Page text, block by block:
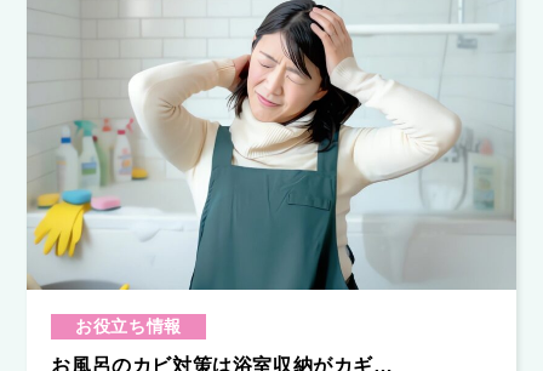
お役立ち情報
お風呂のカビ対策は浴室収納がカギ…